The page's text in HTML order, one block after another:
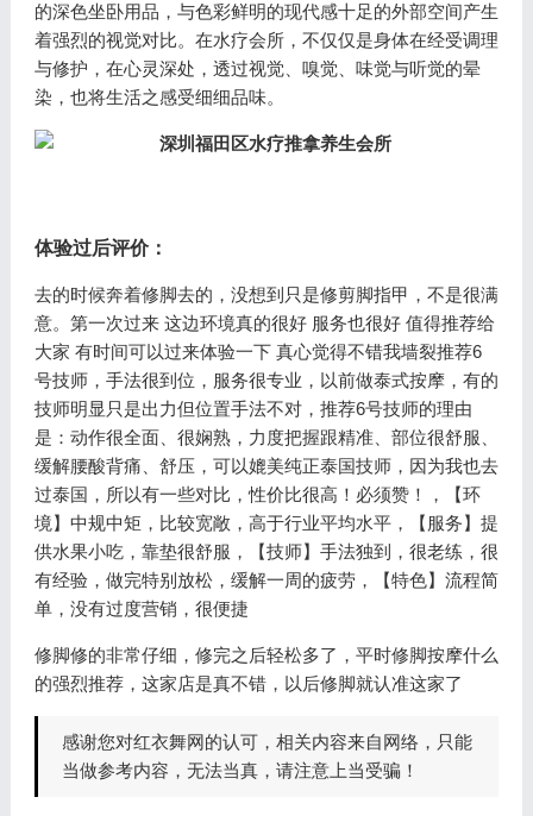
的深色坐卧用品，与色彩鲜明的现代感十足的外部空间产生
着强烈的视觉对比。在水疗会所，不仅仅是身体在经受调理
与修护，在心灵深处，透过视觉、嗅觉、味觉与听觉的晕
染，也将生活之感受细细品味。
体验过后评价：
去的时候奔着修脚去的，没想到只是修剪脚指甲，不是很满
意。第一次过来 这边环境真的很好 服务也很好 值得推荐给
大家 有时间可以过来体验一下 真心觉得不错我墙裂推荐6
号技师，手法很到位，服务很专业，以前做泰式按摩，有的
技师明显只是出力但位置手法不对，推荐6号技师的理由
是：动作很全面、很娴熟，力度把握跟精准、部位很舒服、
缓解腰酸背痛、舒压，可以媲美纯正泰国技师，因为我也去
过泰国，所以有一些对比，性价比很高！必须赞！，【环
境】中规中矩，比较宽敞，高于行业平均水平，【服务】提
供水果小吃，靠垫很舒服，【技师】手法独到，很老练，很
有经验，做完特别放松，缓解一周的疲劳，【特色】流程简
单，没有过度营销，很便捷
修脚修的非常仔细，修完之后轻松多了，平时修脚按摩什么
的强烈推荐，这家店是真不错，以后修脚就认准这家了
感谢您对红衣舞网的认可，相关内容来自网络，只能
当做参考内容，无法当真，请注意上当受骗！